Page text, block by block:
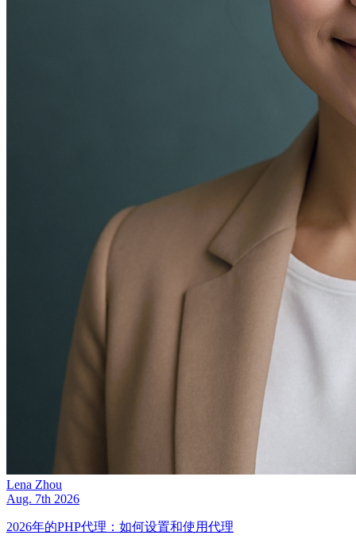
Lena Zhou
Aug. 7th 2026
2026年的PHP代理：如何设置和使用代理